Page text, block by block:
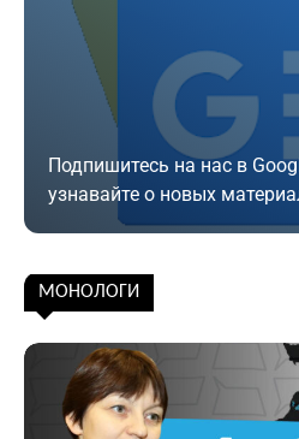
Подпишитесь на нас в
узнавайте о новых
Подписаться
МОНОЛОГИ